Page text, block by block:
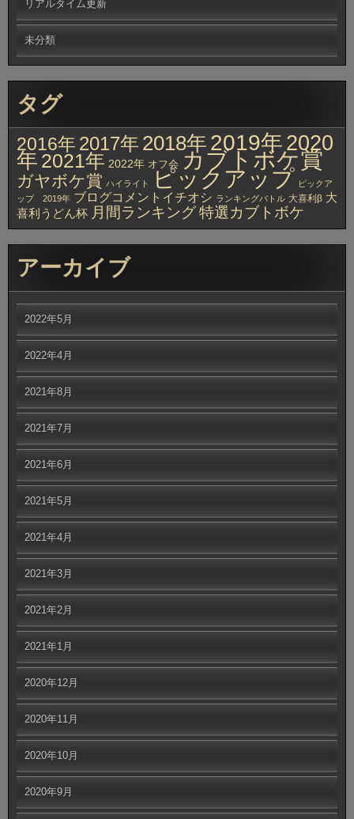
リアルタイム更新
未分類
タグ
2016年 2017年 2018年 2019年2020
年 2021年 2022年 オフ会 カブトボケ賞
ガヤボケ賞 ハイライト ピックアップ ピックア
ップ 2019年 ブログコメントイチオシ ランキングバトル 大喜利β 大
喜利うどん杯 月間ランキング特選カブトボケ
アーカイブ
2022年5月
2022年4月
2021年8月
2021年7月
2021年6月
2021年5月
2021年4月
2021年3月
2021年2月
2021年1月
2020年12月
2020年11月
2020年10月
2020年9月